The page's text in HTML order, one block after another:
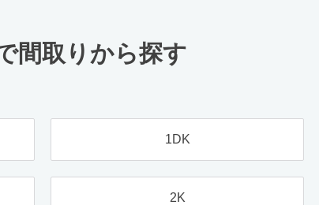
間取りから探す
1DK
2K